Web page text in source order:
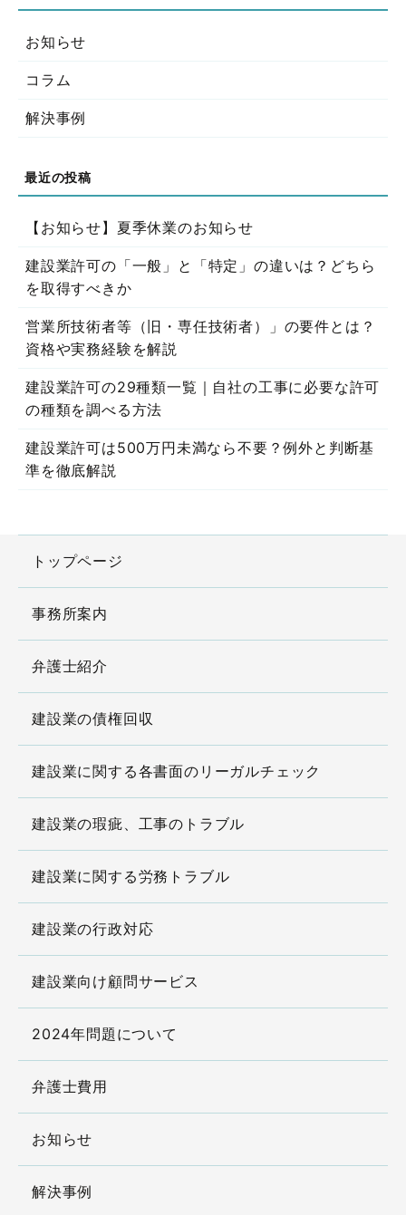
お知らせ
コラム
解決事例
【お知らせ】夏季休業のお知らせ
建設業許可の「一般」と「特定」の違いは？どちら
を取得すべきか
営業所技術者等（旧・専任技術者）」の要件とは？
資格や実務経験を解説
建設業許可の29種類一覧｜自社の工事に必要な許可
の種類を調べる方法
建設業許可は500万円未満なら不要？例外と判断基
準を徹底解説
トップページ
事務所案内
弁護士紹介
建設業の債権回収
建設業に関する各書面のリーガルチェック
建設業の瑕疵、工事のトラブル
建設業に関する労務トラブル
建設業の行政対応
建設業向け顧問サービス
2024年問題について
弁護士費用
お知らせ
解決事例